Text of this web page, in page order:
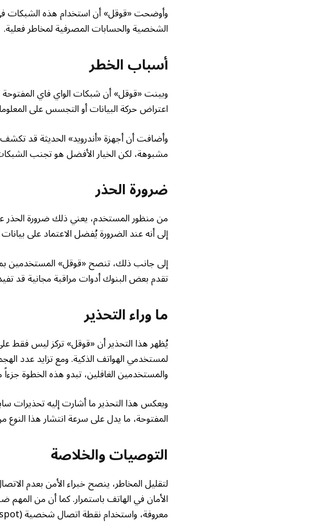
وأوضحت «قوقل» أن استخدام هذه الشبكات في
الشخصية والحسابات المصرفية لمخاطر فعلية.
أسباب الخطر
وبينت «قوقل» أن شبكات الواي فاي المفتوحة
اعتراض حركة البيانات أو التجسس على
وأضافت أن أجهزة «أندرويد» الحديثة قد
مشبوهة، لكن الخيار الأفضل هو تجنب
ضرورة الحذر
من منظور المستخدم، يعني ذلك ضرورة الحذر
إلى أنه عند الضرورة يُفضل الاعتماد على بيانات
إلى جانب ذلك، تنصح «قوقل» المستخدمين
تقدم بعض البنوك أدوات مراقبة مجانية قد
ما وراء التحذير
يُظهر هذا التحذير أن «قوقل» تركز ليس فقط
لمستخدمي الهواتف الذكية. ومع تزايد عدد
والمستخدمين الغافلين، تبدو هذه الخطوة
ويعكس هذا التحذير ما أشارت إليه
المفتوحة، ما يدل على سرعة انتشار هذا النوع
التوصيات والخلاصة
لتقليل المخاطر، ينصح خبراء الأمن بعدم
الأمان في الهاتف باستمرار. كما أن من
معروفة، واستخدام نقطة اتصال شخصية (Hotspot) من هاتف آخر عند الضرورة.